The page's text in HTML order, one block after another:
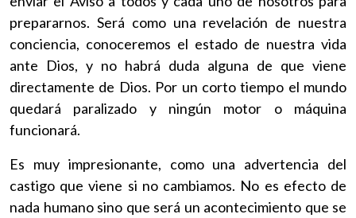
prepararnos. Será como una revelación de nuestra
conciencia, conoceremos el estado de nuestra vida
ante Dios, y no habrá duda alguna de que viene
directamente de Dios. Por un corto tiempo el mundo
quedará paralizado y ningún motor o máquina
funcionará.
Es muy impresionante, como una advertencia del
castigo que viene si no cambiamos. No es efecto de
nada humano sino que será un acontecimiento que se